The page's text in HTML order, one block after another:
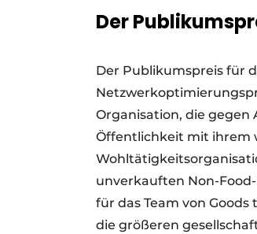
Der
Der Publikumspreis für
Organisation, die gegen
Öffentlichkeit mit ihrem
unverkauften Non-
für das Team von
die größeren